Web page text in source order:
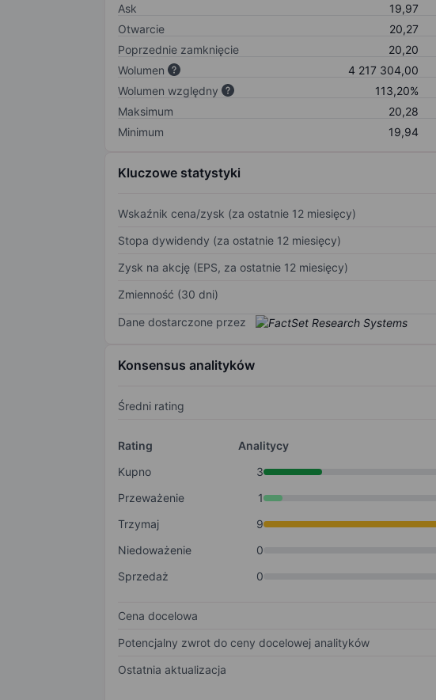
Ask
19,97
Otwarcie
20,27
Poprzednie zamknięcie
20,20
Wolumen
4 217 304,00
Wolumen względny
113,20%
Maksimum
20,28
Minimum
19,94
Kluczowe statystyki
Wskaźnik cena/zysk (za ostatnie 12 miesięcy)
Stopa dywidendy (za ostatnie 12 miesięcy)
Zysk na akcję (EPS, za ostatnie 12 miesięcy)
Zmienność (30 dni)
Dane dostarczone przez
Konsensus analityków
Średni rating
Rating
Analitycy
Kupno
3
Przeważenie
1
Trzymaj
9
Niedoważenie
0
Sprzedaż
0
Cena docelowa
Potencjalny zwrot do ceny docelowej analityków
Ostatnia aktualizacja